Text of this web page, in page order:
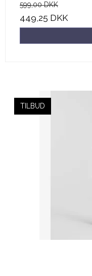
599,00 DKK
449,25 DKK
TILBUD